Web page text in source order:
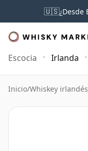
🇺🇸¿Desde
Escocia Irlanda
Inicio/Whiskey irlandés